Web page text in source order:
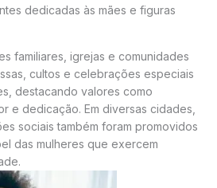
dedicadas às mães e figuras
familiares, igrejas e comunidades
cultos e celebrações especiais
destacando valores como
e dedicação. Em diversas cidades,
sociais também foram promovidos
das mulheres que exercem